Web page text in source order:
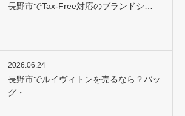
長野市でTax-Free対応のブランドシ…
2026.06.24
長野市でルイヴィトンを売るなら？バッ
グ・…